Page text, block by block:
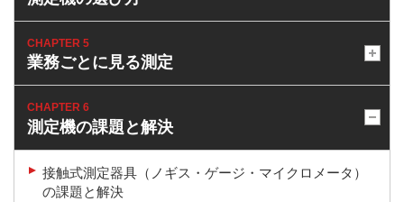
CHAPTER 5
業務ごとに見る測定
CHAPTER 6
測定機の課題と解決
接触式測定器具（ノギス・ゲージ・マイクロメータ）
の課題と解決